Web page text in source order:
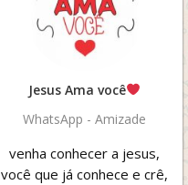
Jesus Ama você
WhatsApp - Amizade
venha conhecer a jesus,
você que já conhece e crê,